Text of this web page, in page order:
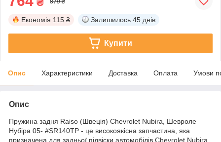
Економія 115 ₴ Залишилось 45 днів
Купити
Опис Характеристики Доставка Оплата Умови
Опис
Пружина задня Raiso (Швеція) Chevrolet Nubira, Шевроле
Нубіра 05- #SR140TP - це високоякісна запчастина, яка
призначена для задньої підвіски автомобілів Chevrolet Nubira